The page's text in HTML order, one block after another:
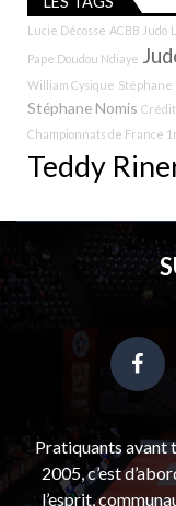
Lucie Décosse ACBB Judo
Pape Doudou Ndiaye
William Cysique Stéphane
Stéphane Nomis
Championnats de France
Teddy
Pratiquants
2005, c’est
l’esprit,